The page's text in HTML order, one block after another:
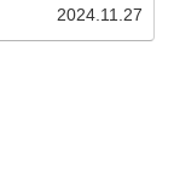
2024.11.27